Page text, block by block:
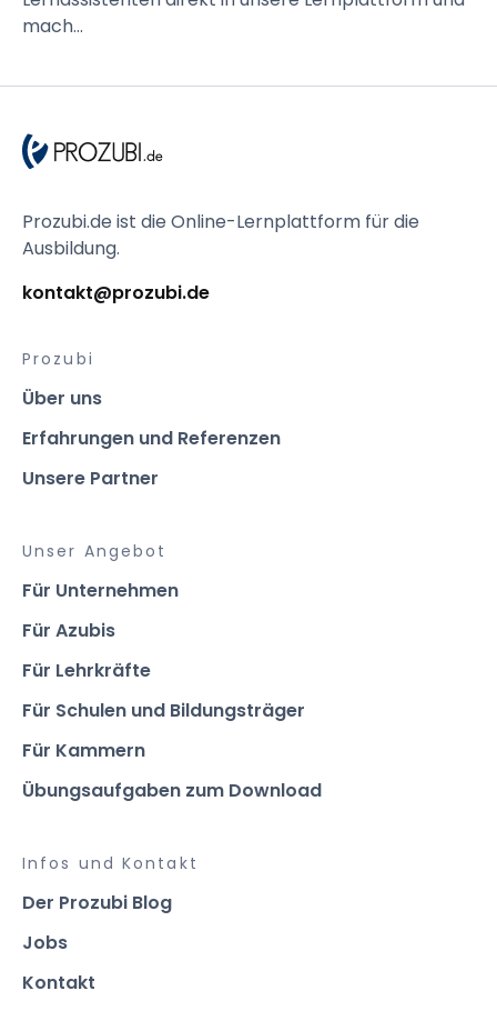
mach...
Prozubi.de ist die Online-Lernplattform für die
Ausbildung.
kontakt@prozubi.de
Prozubi
Über uns
Erfahrungen und Referenzen
Unsere Partner
Unser Angebot
Für Unternehmen
Für Azubis
Für Lehrkräfte
Für Schulen und Bildungsträger
Für Kammern
Übungsaufgaben zum Download
Infos und Kontakt
Der Prozubi Blog
Jobs
Kontakt